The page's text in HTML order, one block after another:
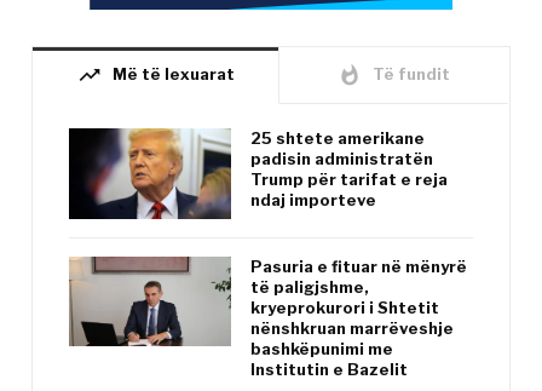
trending_up Më të lexuarat whatshot Të fundit
25 shtete amerikane
padisin administratën
Trump për tarifat e reja
ndaj importeve
Pasuria e fituar në mënyrë
të paligjshme,
kryeprokurori i Shtetit
nënshkruan marrëveshje
bashkëpunimi me
Institutin e Bazelit